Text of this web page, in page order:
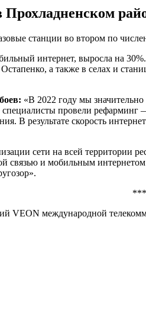
станции во втором по
интернет, выросла на
а также в селах и
«В 2022 году мы
провели
В результате скорость
сети на всей территории
связью и мобильным
***
VEON международной